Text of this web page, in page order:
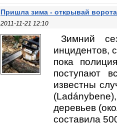
Пришла зима - открывай ворота
2011-11-21 12:10
Зимний
инцидентов,
пока
поступают
известны
деревьев
составила